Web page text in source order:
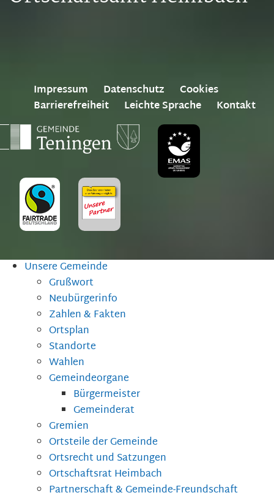
Impressum Datenschutz
Cookies
Barrierefreiheit
Leichte Sprache Kontakt
Unsere Gemeinde
Grußwort
Neubürgerinfo
Zahlen & Fakten
Ortsplan
Standorte
Wahlen
Gemeindeorgane
Bürgermeister
Gemeinderat
Gremien
Ortsteile der Gemeinde
Ortsrecht und Satzungen
Ortschaftsrat Heimbach
Partnerschaft & Gemeinde-Freundschaft